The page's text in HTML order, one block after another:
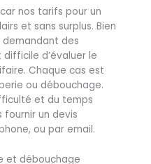
nos tarifs pour un
et sans surplus. Bien
des
d’évaluer le
Chaque cas est
ou débouchage.
et du temps
fournir un devis
ou par email.
et débouchage